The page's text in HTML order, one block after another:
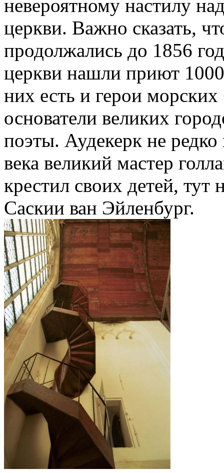
невероятному настилу
церкви. Важно сказать,
продолжались до 1856
церкви нашли приют
них есть и герои
основатели великих
поэты. Аудекерк не
века великий мастер
крестил своих детей, тут
Саскии ван Эйленбург.